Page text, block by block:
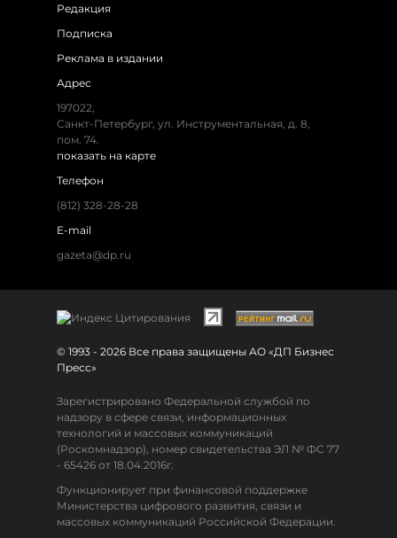
Редакция
Подписка
Реклама в издании
Адрес
197022,
Санкт-Петербург, ул. Инструментальная, д. 8,
пом. 74.
показать на карте
Телефон
(812) 328-28-28
E-mail
gazeta@dp.ru
© 1993 - 2026 Все права защищены АО «ДП Бизнес
Пресс»
Зарегистрировано Федеральной службой по
надзору в сфере связи, информационных
технологий и массовых коммуникаций
(Роскомнадзор), номер свидетельства ЭЛ № ФС 77
- 65426 от 18.04.2016г.
Функционирует при финансовой поддержке
Министерства цифрового развития, связи и
массовых коммуникаций Российской Федерации.